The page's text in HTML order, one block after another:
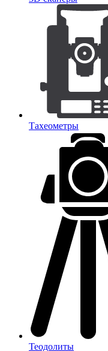
Тахеометры
Теодолиты